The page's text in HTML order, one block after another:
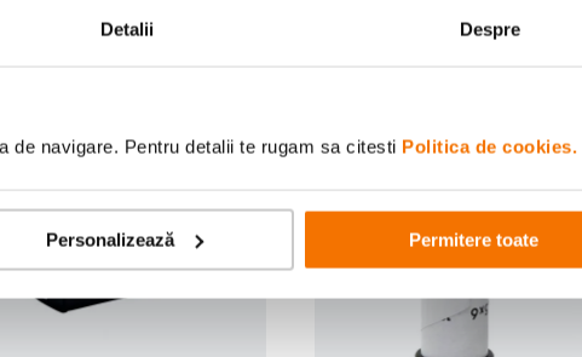
Detalii Despre
de navigare. Pentru detalii te rugam sa citesti Politica de cookies.
Personalizează Permitere toate